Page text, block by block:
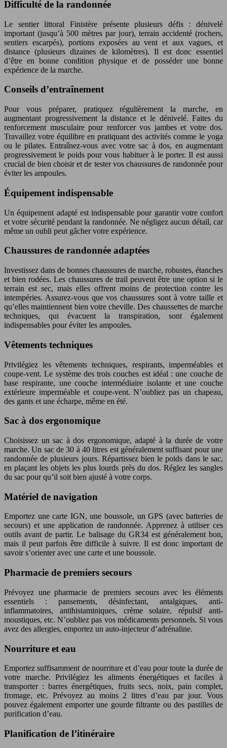
Difficulté de la randonnée
Le sentier littoral Finistère présente plusieurs défis : dénivelé
important (jusqu’à 500 mètres par jour), terrain accidenté (rochers,
sentiers escarpés), portions exposées au vent et aux vagues, et
distance (plusieurs dizaines de kilomètres). Il est donc essentiel
d’être en bonne condition physique et de posséder une bonne
expérience de la marche.
Conseils d’entraînement
Pour vous préparer, pratiquez régulièrement la marche, en
augmentant progressivement la distance et le dénivelé. Faites du
renforcement musculaire pour renforcer vos jambes et votre dos.
Travaillez votre équilibre en pratiquant des activités comme le yoga
ou le pilates. Entraînez-vous avec votre sac à dos, en augmentant
progressivement le poids pour vous habituer à le porter. Il est aussi
crucial de bien choisir et de tester vos chaussures de randonnée pour
éviter les ampoules.
Équipement indispensable
Un équipement adapté est indispensable pour garantir votre confort
et votre sécurité pendant la randonnée. Ne négligez aucun détail, car
même un oubli peut gâcher votre expérience.
Chaussures de randonnée adaptées
Investissez dans de bonnes chaussures de marche, robustes, étanches
et bien rodées. Les chaussures de trail peuvent être une option si le
terrain est sec, mais elles offrent moins de protection contre les
intempéries. Assurez-vous que vos chaussures sont à votre taille et
qu’elles maintiennent bien votre cheville. Des chaussettes de marche
techniques, qui évacuent la transpiration, sont également
indispensables pour éviter les ampoules.
Vêtements techniques
Privilégiez les vêtements techniques, respirants, imperméables et
coupe-vent. Le système des trois couches est idéal : une couche de
base respirante, une couche intermédiaire isolante et une couche
extérieure imperméable et coupe-vent. N’oubliez pas un chapeau,
des gants et une écharpe, même en été.
Sac à dos ergonomique
Choisissez un sac à dos ergonomique, adapté à la durée de votre
marche. Un sac de 30 à 40 litres est généralement suffisant pour une
randonnée de plusieurs jours. Répartissez bien le poids dans le sac,
en plaçant les objets les plus lourds près du dos. Réglez les sangles
du sac pour qu’il soit bien ajusté à votre corps.
Matériel de navigation
Emportez une carte IGN, une boussole, un GPS (avec batteries de
secours) et une application de randonnée. Apprenez à utiliser ces
outils avant de partir. Le balisage du GR34 est généralement bon,
mais il peut parfois être difficile à suivre. Il est donc important de
savoir s’orienter avec une carte et une boussole.
Pharmacie de premiers secours
Prévoyez une pharmacie de premiers secours avec les éléments
essentiels : pansements, désinfectant, antalgiques, anti-
inflammatoires, antihistaminiques, crème solaire, répulsif anti-
moustiques, etc. N’oubliez pas vos médicaments personnels. Si vous
avez des allergies, emportez un auto-injecteur d’adrénaline.
Nourriture et eau
Emportez suffisamment de nourriture et d’eau pour toute la durée de
votre marche. Privilégiez les aliments énergétiques et faciles à
transporter : barres énergétiques, fruits secs, noix, pain complet,
fromage, etc. Prévoyez au moins 2 litres d’eau par jour. Vous
pouvez également emporter une gourde filtrante ou des pastilles de
purification d’eau.
Planification de l’itinéraire